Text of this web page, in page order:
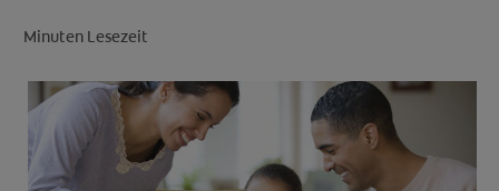
FÜR FACHKREISE
CH (DE)
Minuten Lesezeit